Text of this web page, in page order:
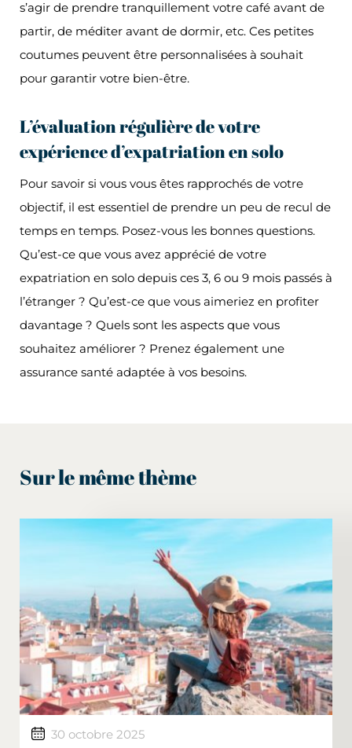
s’agir de prendre tranquillement votre café avant de
partir, de méditer avant de dormir, etc. Ces petites
coutumes peuvent être personnalisées à souhait
pour garantir votre bien-être.
L’évaluation régulière de votre
expérience d’expatriation en solo
Pour savoir si vous vous êtes rapprochés de votre
objectif, il est essentiel de prendre un peu de recul de
temps en temps. Posez-vous les bonnes questions.
Qu’est-ce que vous avez apprécié de votre
expatriation en solo depuis ces 3, 6 ou 9 mois passés à
l’étranger ? Qu’est-ce que vous aimeriez en profiter
davantage ? Quels sont les aspects que vous
souhaitez améliorer ? Prenez également une
assurance santé adaptée à vos besoins.
Sur le même thème
30 octobre 2025